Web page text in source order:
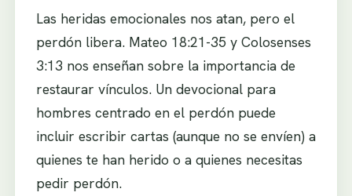
Las heridas emocionales nos atan, pero el
perdón libera. Mateo 18:21-35 y Colosenses
3:13 nos enseñan sobre la importancia de
restaurar vínculos. Un devocional para
hombres centrado en el perdón puede
incluir escribir cartas (aunque no se envíen) a
quienes te han herido o a quienes necesitas
pedir perdón.